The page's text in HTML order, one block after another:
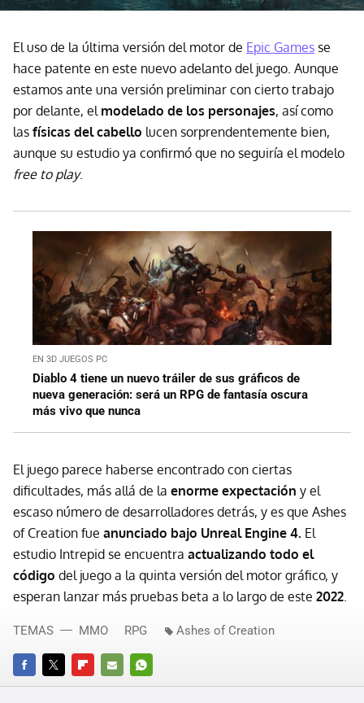
El uso de la última versión del motor de Epic Games se
hace patente en este nuevo adelanto del juego. Aunque
estamos ante una versión preliminar con cierto trabajo
por delante, el modelado de los personajes, así como
las físicas del cabello lucen sorprendentemente bien,
aunque su estudio ya confirmó que no seguiría el modelo
free to play.
EN 3D JUEGOS PC
Diablo 4 tiene un nuevo tráiler de sus gráficos de
nueva generación: será un RPG de fantasía oscura
más vivo que nunca
El juego parece haberse encontrado con ciertas
dificultades, más allá de la enorme expectación y el
escaso número de desarrolladores detrás, y es que Ashes
of Creation fue anunciado bajo Unreal Engine 4. El
estudio Intrepid se encuentra actualizando todo el
código del juego a la quinta versión del motor gráfico, y
esperan lanzar más pruebas beta a lo largo de este 2022
FACEBOOKTWITTERFLIPBOARD
E-
WHATSAPP
TEMAS MMO RPG Ashes of Creation